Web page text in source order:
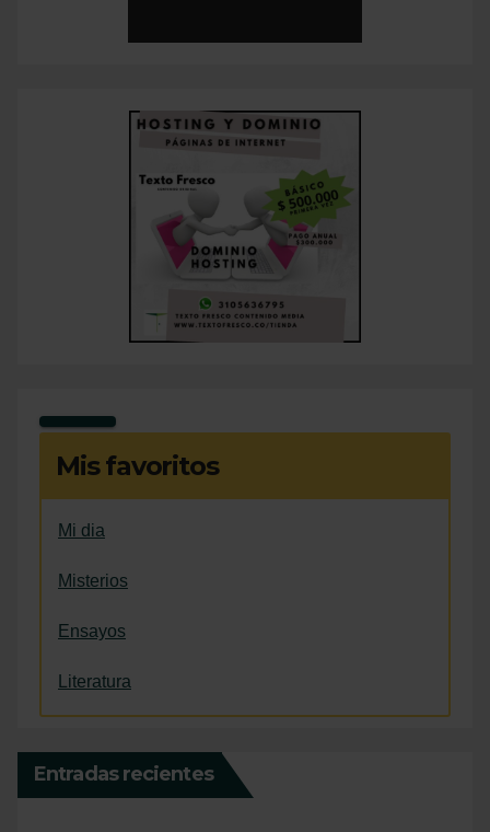
Mis favoritos
Mi dia
Misterios
Ensayos
Literatura
Entradas recientes